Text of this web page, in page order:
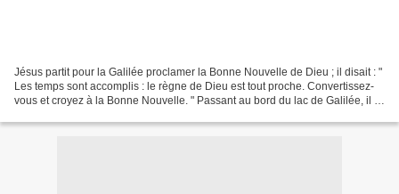
Jésus partit pour la Galilée proclamer la Bonne Nouvelle de Dieu ; il disait : "
Les temps sont accomplis : le règne de Dieu est tout proche. Convertissez-
vous et croyez à la Bonne Nouvelle. " Passant au bord du lac de Galilée, il vit